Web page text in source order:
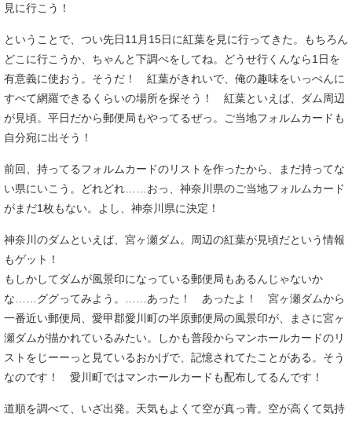
見に行こう！
ということで、つい先日11月15日に紅葉を見に行ってきた。もちろん
どこに行こうか、ちゃんと下調べをしてね。どうせ行くんなら1日を
有意義に使おう。そうだ！ 紅葉がきれいで、俺の趣味をいっぺんに
すべて網羅できるくらいの場所を探そう！ 紅葉といえば、ダム周辺
が見頃。平日だから郵便局もやってるぜっ。ご当地フォルムカードも
自分宛に出そう！
前回、持ってるフォルムカードのリストを作ったから、まだ持ってな
い県にいこう。どれどれ……おっ、神奈川県のご当地フォルムカード
がまだ1枚もない。よし、神奈川県に決定！
神奈川のダムといえば、宮ヶ瀬ダム。周辺の紅葉が見頃だという情報
もゲット！
もしかしてダムが風景印になっている郵便局もあるんじゃないか
な……ググってみよう。……あった！ あったよ！ 宮ヶ瀬ダムから
一番近い郵便局、愛甲郡愛川町の半原郵便局の風景印が、まさに宮ヶ
瀬ダムが描かれているみたい。しかも普段からマンホールカードのリ
ストをじーーっと見ているおかげで、記憶されてたことがある。そう
なのです！ 愛川町ではマンホールカードも配布してるんです！
道順を調べて、いざ出発。天気もよくて空が真っ青。空が高くて気持